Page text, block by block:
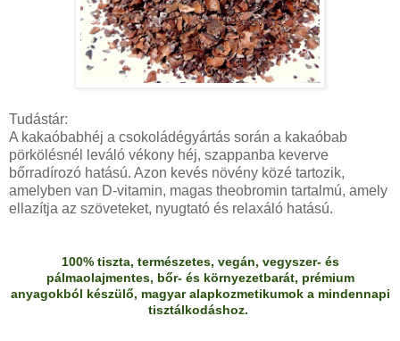
Tudástár:
A kakaóbabhéj a csokoládégyártás során a kakaóbab
pörkölésnél leváló vékony héj, szappanba keverve
bőrradírozó hatású. Azon kevés növény közé tartozik,
amelyben van D-vitamin, magas theobromin tartalmú, amely
ellazítja az szöveteket, nyugtató és relaxáló hatású.
100% tiszta, természetes, vegán, vegyszer- és
pálmaolajmentes, bőr- és környezetbarát, prémium
anyagokból készülő, magyar alapkozmetikumok a mindennapi
tisztálkodáshoz.